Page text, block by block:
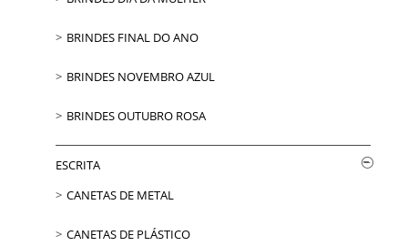
BRINDES FINAL DO ANO
BRINDES NOVEMBRO AZUL
BRINDES OUTUBRO ROSA
ESCRITA
CANETAS DE METAL
CANETAS DE PLÁSTICO